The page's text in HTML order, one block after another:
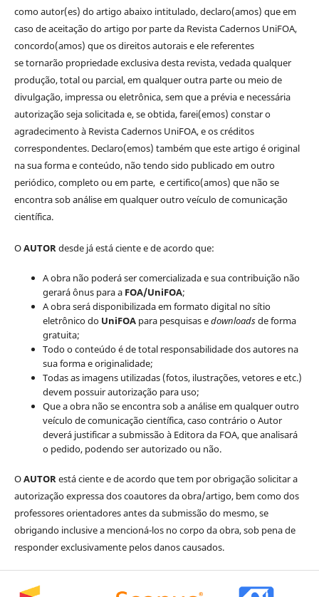
como autor(es) do artigo abaixo intitulado, declaro(amos) que em
caso de aceitação do artigo por parte da Revista Cadernos UniFOA,
concordo(amos) que os direitos autorais e ele referentes
se tornarão propriedade exclusiva desta revista, vedada qualquer
produção, total ou parcial, em qualquer outra parte ou meio de
divulgação, impressa ou eletrônica, sem que a prévia e necessária
autorização seja solicitada e, se obtida, farei(emos) constar o
agradecimento à Revista Cadernos UniFOA, e os créditos
correspondentes. Declaro(emos) também que este artigo é original
na sua forma e conteúdo, não tendo sido publicado em outro
periódico, completo ou em parte, e certifico(amos) que não se
encontra sob análise em qualquer outro veículo de comunicação
científica.
OAUTORdesde já está ciente e de acordo que:
A obra não poderá ser comercializada e sua contribuição não
gerará ônus para a FOA/UniFOA;
A obra será disponibilizada em formato digital no sítio
eletrônico do UniFOApara pesquisas edownloadsde forma
gratuita;
Todo o conteúdo é de total responsabilidade dos autores na
sua forma e originalidade;
Todas as imagens utilizadas (fotos, ilustrações, vetores e etc.)
devem possuir autorização para uso;
Que a obra não se encontra sob a análise em qualquer outro
veículo de comunicação científica, caso contrário o Autor
deverá justificar a submissão à Editora da FOA, que analisará
o pedido, podendo ser autorizado ou não.
OAUTORestá ciente e de acordo que tem por obrigação solicitar a
autorização expressa dos coautores da obra/artigo, bem como dos
professores orientadores antes da submissão do mesmo, se
obrigando inclusive a mencioná-los no corpo da obra, sob pena de
responder exclusivamente pelos danos causados.